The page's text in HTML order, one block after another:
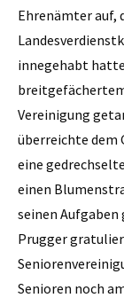
Ehrenämter auf,
innegehabt
Vereinigung
überreichte dem
eine
einen
seinen Aufgaben
Prugger
Senioren noch